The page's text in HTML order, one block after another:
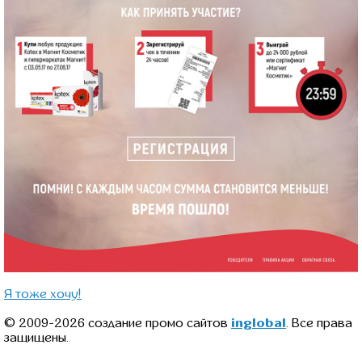
Я тоже хочу!
© 2009-2026 создание промо сайтов inglobal . Все права
защищены.